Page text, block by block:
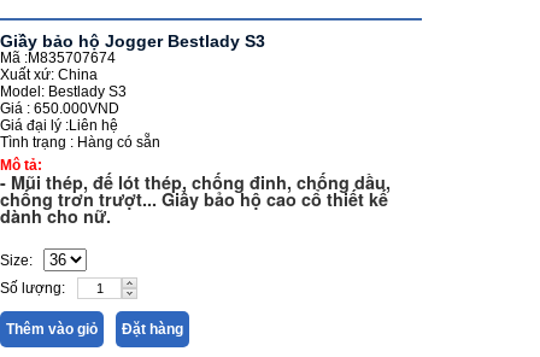
Giầy bảo hộ Jogger Bestlady S3
Mã :M835707674
Xuất xứ: China
Model: Bestlady S3
Giá : 650.000VND
Giá đại lý :Liên hệ
Tình trạng : Hàng có sẵn
Mô tả:
- Mũi thép, đế lót thép, chống đinh, chống dầu,
chống trơn trượt... Giầy bảo hộ cao cổ thiết kế
dành cho nữ.
Size:
Số lượng:
Thêm vào giỏ Đặt hàng